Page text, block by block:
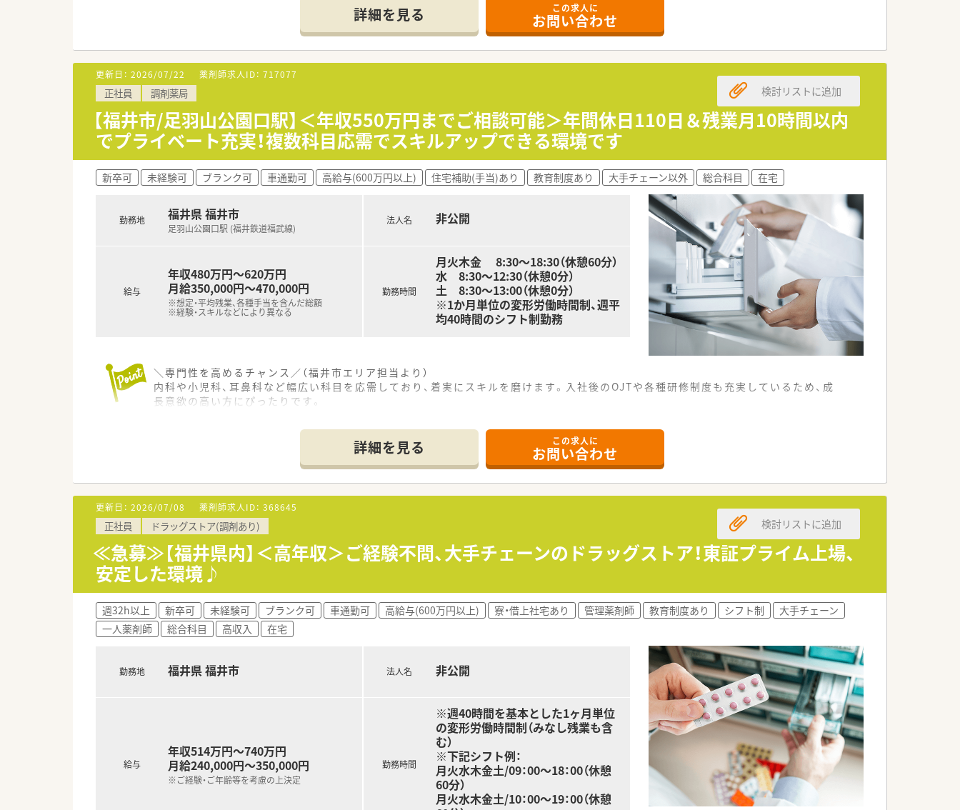
■総合薬剤師・調剤薬剤師（土日休み・19時までの勤務）どちらかの働き方を選択できます
■調剤併設型だけでなく「医療モール・クリニック併設店舗」「敷地内薬局」「訪問調剤特化型店舗」など様々な店舗を運営しています
■在宅医療にも積極的取り組んでおり「訪問調剤特化型店舗」を50店舗以上、無菌調剤室は業界最多の51店舗設置しています
■「プラチナくるみん認定企業」「健康経営優良法人2023（大規模法人部門）認定」等を取得し一人ひとりが働きやすい環境が整備されて
います
■充実した研修制度、人事制度、評価制度、キャリア支援制度等があるのも特徴です
詳細を見る この求人に
お問い合わせ
更新日： 2026/07/22 薬剤師求人ID： 717077
正社員 調剤薬局
【福井市/足羽山公園口駅】＜年収550万円までご相談可能＞年間休日110日＆残業月10時間以内
でプライベート充実！複数科目応需でスキルアップできる環境です
検討リストに追加
新卒可 未経験可 ブランク可 車通勤可 高給与(600万円以上) 住宅補助(手当)あり 教育制度あり 大手チェーン以外 総合科目 在宅
勤務地 福井県 福井市
足羽山公園口駅 (福井鉄道福武線)
給与
年収480万円～620万円
月給350,000円～470,000円
※想定・平均残業、各種手当を含んだ総額
※経験・スキルなどにより異なる
法人名 非公開
勤務時間
月火木金 8:30～18:30（休憩60分）
水 8:30～12:30（休憩0分）
土 8:30～13:00（休憩0分）
※1か月単位の変形労働時間制、週平
均40時間のシフト制勤務
＼専門性を高めるチャンス／（福井市エリア担当より）
内科や小児科、耳鼻科など幅広い科目を応需しており、着実にスキルを磨けます。入社後のOJTや各種研修制度も充実しているため、成
長意欲の高い方にぴったりです。
【店舗情報と応需状況について】
■足羽山公園口駅から車で8分ほどの場所に位置しており、マイカーでの通勤が非常に便利で通いやすい環境です。
■近隣の医療機関より、内科や小児科、耳鼻咽喉科・アレルギー科などの処方箋を1日30〜40枚ほど応需しています。
■在宅医療にも取り組んでおり、幅広い患者様のニーズにお応えしながら地域医療に貢献できるやりがいのある店舗です。
【法人特徴について】
■臨床検査事業を母体としており、地域の医療機関やドクターとの繋がりが非常に強く、経営基盤が安定している法人です。
■北陸3県を中心に毎年2〜3店舗のペースで新規出店を続けており、今後も更なる成長と事業拡大が期待されています。
■処方箋入力の独自支援システムを導入し、他店舗間での業務サポートを行うなど、働きやすい環境作りに注力しています。
【こんな取り組みをしています】
■最新の電子薬歴システムや一包化監査システムを積極的に導入し、医療安全の向上とスタッフの業務負担軽減を図っています。
■独自の処方箋入力支援システムを活用し、店舗間での相互サポートを行うことで、欠員時の業務遅延を防ぐ工夫をしています。
■代休取得の推奨や有給休暇の計画的な取得を促進し、全社を挙げてワークライフバランスの改善に継続して取り組んでいます。
■子育てや家庭との両立を目指す女性薬剤師が多く在籍しており、時短勤務などを活用しながらいきいきと活躍されています。
■調剤未経験からスタートした若手スタッフも、充実した研修制度や先輩のサポートを受けて一人前の薬剤師へと成長しています。
■地域の医療に深く貢献したいという熱意を持つベテラン薬剤師が、ドクターとの連携を深めながら中心となって働いています。
詳細を見る この求人に
お問い合わせ
更新日： 2026/07/08 薬剤師求人ID： 368645
正社員 ドラッグストア(調剤あり)
≪急募≫【福井県内】＜高年収＞ご経験不問、大手チェーンのドラッグストア！東証プライム上場、
安定した環境♪
検討リストに追加
週32h以上 新卒可 未経験可 ブランク可 車通勤可 高給与(600万円以上) 寮・借上社宅あり 管理薬剤師 教育制度あり シフト制
大手チェーン
一人薬剤師
総合科目 高収入 在宅
勤務地 福井県 福井市
給与
年収514万円～740万円
月給240,000円～350,000円
※ご経験・ご年齢等を考慮の上決定
法人名 非公開
勤務時間
※週40時間を基本とした1ヶ月単位
の変形労働時間制（みなし残業も含
む）
※下記シフト例：
月火水木金土/09：00～18：00（休憩
60分）
月火水木金土/10：00～19：00（休憩